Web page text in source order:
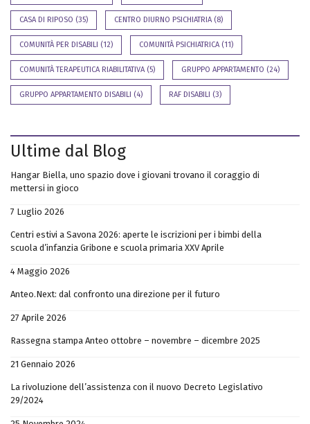
CASA DI RIPOSO (35) CENTRO DIURNO PSICHIATRIA (8)
COMUNITÀ PER DISABILI (12) COMUNITÀ PSICHIATRICA (11)
COMUNITÀ TERAPEUTICA RIABILITATIVA (5) GRUPPO APPARTAMENTO (24)
GRUPPO APPARTAMENTO DISABILI (4) RAF DISABILI (3)
Ultime dal Blog
Hangar Biella, uno spazio dove i giovani trovano il coraggio di
mettersi in gioco
7 Luglio 2026
Centri estivi a Savona 2026: aperte le iscrizioni per i bimbi della
scuola d’infanzia Gribone e scuola primaria XXV Aprile
4 Maggio 2026
Anteo.Next: dal confronto una direzione per il futuro
27 Aprile 2026
Rassegna stampa Anteo ottobre – novembre – dicembre 2025
21 Gennaio 2026
La rivoluzione dell’assistenza con il nuovo Decreto Legislativo
29/2024